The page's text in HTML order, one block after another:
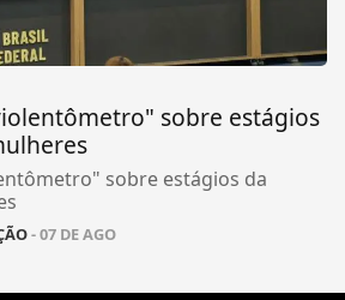
sobre estágios
sobre estágios da
- 07 DE AGO